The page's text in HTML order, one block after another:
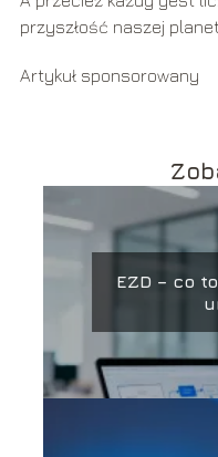
przyszłość naszej
Artykuł sponsorowany
EZD – co